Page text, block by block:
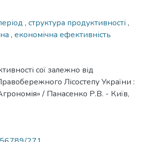
, структура продуктивності ,
, економічна ефективність
сої залежно від
Лісостепу України :
/ Панасенко Р.В. - Київ,